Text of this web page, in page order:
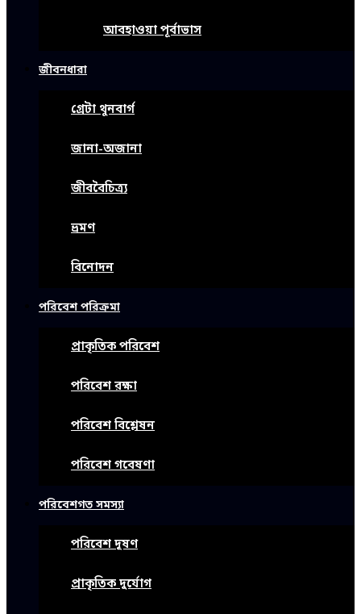
আবহাওয়া পূর্বাভাস
জীবনধারা
গ্রেটা থুনবার্গ
জানা-অজানা
জীববৈচিত্র্য
ভ্রমণ
বিনোদন
পরিবেশ পরিক্রমা
প্রাকৃতিক পরিবেশ
পরিবেশ রক্ষা
পরিবেশ বিশ্লেষন
পরিবেশ গবেষণা
পরিবেশগত সমস্যা
পরিবেশ দূষণ
প্রাকৃতিক দুর্যোগ